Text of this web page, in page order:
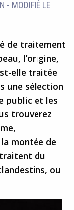
- MODIFIÉ LE
de traitement
l’origine,
elle traitée
une sélection
public et les
trouverez
montée de
du
ou